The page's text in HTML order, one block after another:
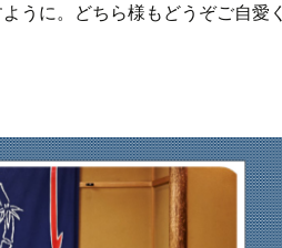
うに。どちら様もどうぞご自愛く